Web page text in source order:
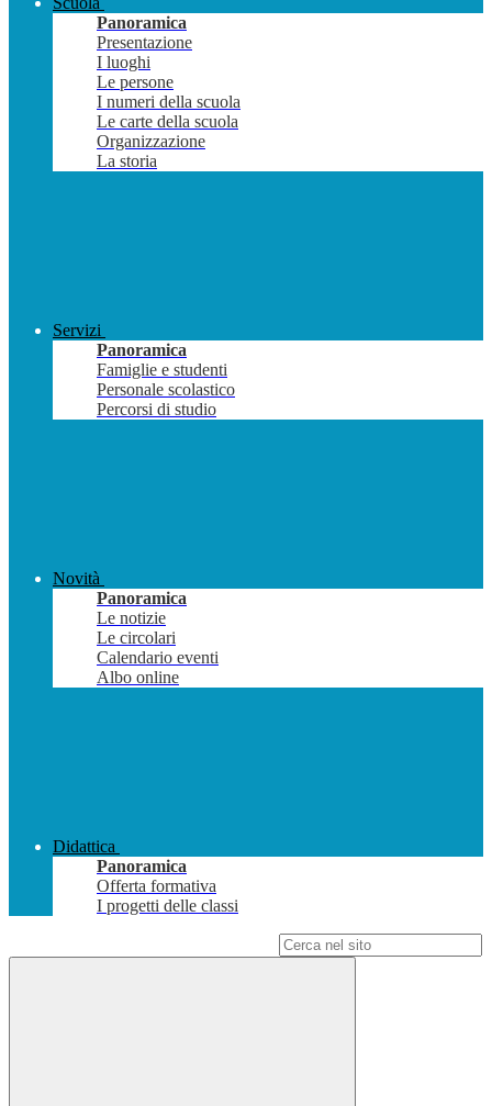
Panoramica
Presentazione
I luoghi
Le persone
I numeri della scuola
Le carte della scuola
Organizzazione
La storia
Servizi
Panoramica
Famiglie e studenti
Personale scolastico
Percorsi di studio
Novità
Panoramica
Le notizie
Le circolari
Calendario eventi
Albo online
Didattica
Panoramica
Offerta formativa
I progetti delle classi